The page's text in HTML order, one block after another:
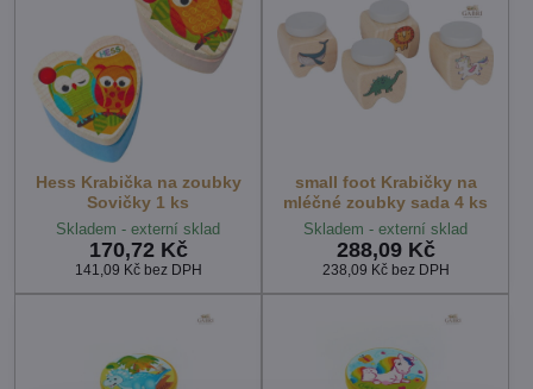
Hess Krabička na zoubky
Sovičky 1 ks
Skladem - externí sklad
170,72 Kč
141,09 Kč bez DPH
small foot Krabičky na
mléčné zoubky sada 4 ks
Skladem - externí sklad
288,09 Kč
238,09 Kč bez DPH